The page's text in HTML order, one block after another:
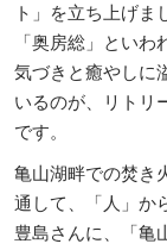
ト」を立ち上げ
「奥房総」とい
気づきと癒やしに
いるのが、リトリ
です。
亀山湖畔での焚き
通して、「人」か
豊島さんに、「亀